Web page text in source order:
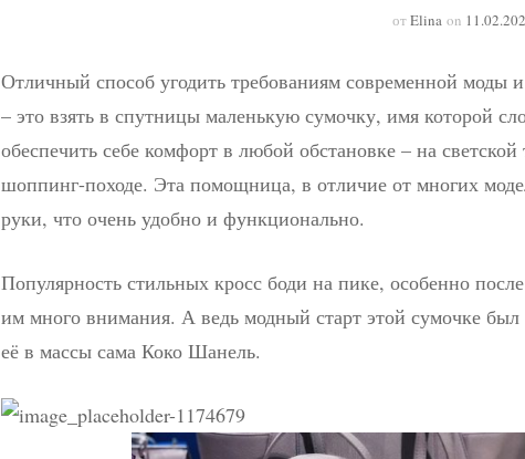
отElina on
Отличный способ угодить требованиям современной моды
– это взять в спутницы маленькую сумочку, имя которой
обеспечить себе комфорт в любой обстановке – на
шоппинг-походе. Эта помощница, в отличие от многих
руки, что очень удобно и функционально.
Популярность стильных кросс боди на пике, особенно
им много внимания. А ведь модный старт этой сумочке
её в массы сама Коко Шанель.